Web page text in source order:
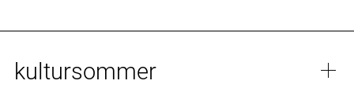
kultursommer